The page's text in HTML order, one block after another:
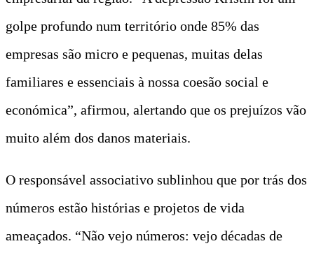
golpe profundo num território onde 85% das
empresas são micro e pequenas, muitas delas
familiares e essenciais à nossa coesão social e
económica”, afirmou, alertando que os prejuízos vão
muito além dos danos materiais.
O responsável associativo sublinhou que por trás dos
números estão histórias e projetos de vida
ameaçados. “Não vejo números: vejo décadas de